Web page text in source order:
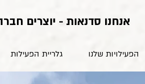
אנחנו סדנאות - יוצרים
הפעילויות שלנו גלריית הפעילות